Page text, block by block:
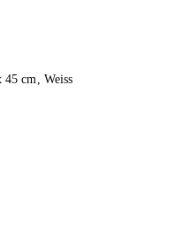
cm, Weiss